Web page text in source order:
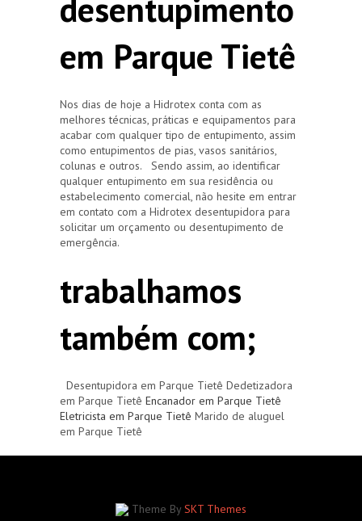
desentupimento
em Parque Tietê
Nos dias de hoje a Hidrotex conta com as
melhores técnicas, práticas e equipamentos para
acabar com qualquer tipo de entupimento, assim
como entupimentos de pias, vasos sanitários,
colunas e outros. Sendo assim, ao identificar
qualquer entupimento em sua residência ou
estabelecimento comercial, não hesite em entrar
em contato com a Hidrotex desentupidora para
solicitar um orçamento ou desentupimento de
emergência.
trabalhamos
também com;
Desentupidora em Parque Tietê Dedetizadora
em Parque Tietê Encanador em Parque Tietê
Eletricista em Parque Tietê Marido de aluguel
em Parque Tietê
Theme By SKT Themes